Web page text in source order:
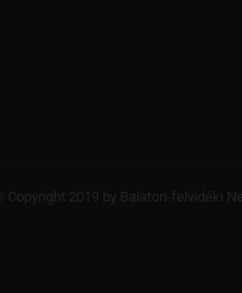
© Copyright 2019 by Balaton-felvidéki